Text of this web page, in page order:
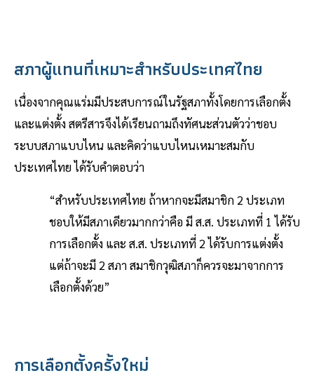
สภาผู้แทนที่เหมาะสำหรับประเทศไทย
เนื่องจากคุณแร่มมีประสบการณ์ในรัฐสภาทั้งโดยการเลือกตั้ง
และแต่งตั้ง สตรีสารจึงได้เรียนถามถึงทัศนะส่วนตัวว่าชอบ
ระบบสภาแบบไหน และคิดว่าแบบไหนเหมาะสมกับ
ประเทศไทย ได้รับคำตอบว่า
“สำหรับประเทศไทย ถ้าหากจะมีสมาชิก 2 ประเภท
ชอบให้มีสภาเดียวมากกว่าคือ มี ส.ส. ประเภทที่ 1 ได้รับ
การเลือกตั้ง และ ส.ส. ประเภทที่ 2 ได้รับการแต่งตั้ง
แต่ถ้าจะมี 2 สภา สมาชิกวุฒิสภาก็ควรจะมาจากการ
เลือกตั้งด้วย”
การเลือกตั้งครั้งใหม่